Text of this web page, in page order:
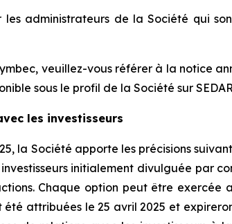
les administrateurs de la Société qui
veuillez-vous référer à la notice
sous le profil de la Société sur
les investisseurs
la Société apporte les précisions
initialement divulguée par
Chaque option peut être
attribuées le 25 avril 2025 et